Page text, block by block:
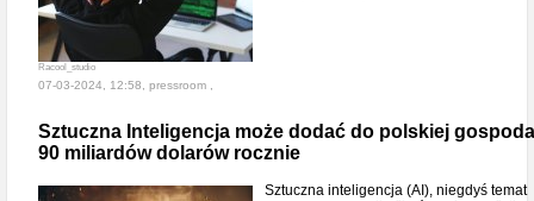
Racool_studio
07-03-2024, 12:58, pressroom ,
Sztuczna Inteligencja może dodać do polskiej
90 miliardów dolarów rocznie
Sztuczna inteligencja (AI), niegdyś temat